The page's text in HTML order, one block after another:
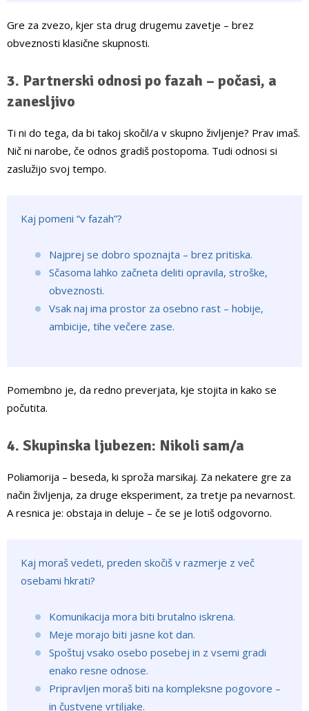
Gre za zvezo, kjer sta drug drugemu zavetje – brez
obveznosti klasične skupnosti.
3. Partnerski odnosi po fazah – počasi, a
zanesljivo
Ti ni do tega, da bi takoj skočil/a v skupno življenje? Prav imaš.
Nič ni narobe, če odnos gradiš postopoma. Tudi odnosi si
zaslužijo svoj tempo.
Kaj pomeni “v fazah”?
Najprej se dobro spoznajta – brez pritiska.
Sčasoma lahko začneta deliti opravila, stroške,
obveznosti.
Vsak naj ima prostor za osebno rast – hobije,
ambicije, tihe večere zase.
Pomembno je, da redno preverjata, kje stojita in kako se
počutita.
4. Skupinska ljubezen: Nikoli sam/a
Poliamorija – beseda, ki sproža marsikaj. Za nekatere gre za
način življenja, za druge eksperiment, za tretje pa nevarnost.
A resnica je: obstaja in deluje – če se je lotiš odgovorno.
Kaj moraš vedeti, preden skočiš v razmerje z več
osebami hkrati?
Komunikacija mora biti brutalno iskrena.
Meje morajo biti jasne kot dan.
Spoštuj vsako osebo posebej in z vsemi gradi
enako resne odnose.
Pripravljen moraš biti na kompleksne pogovore –
in čustvene vrtiljake.